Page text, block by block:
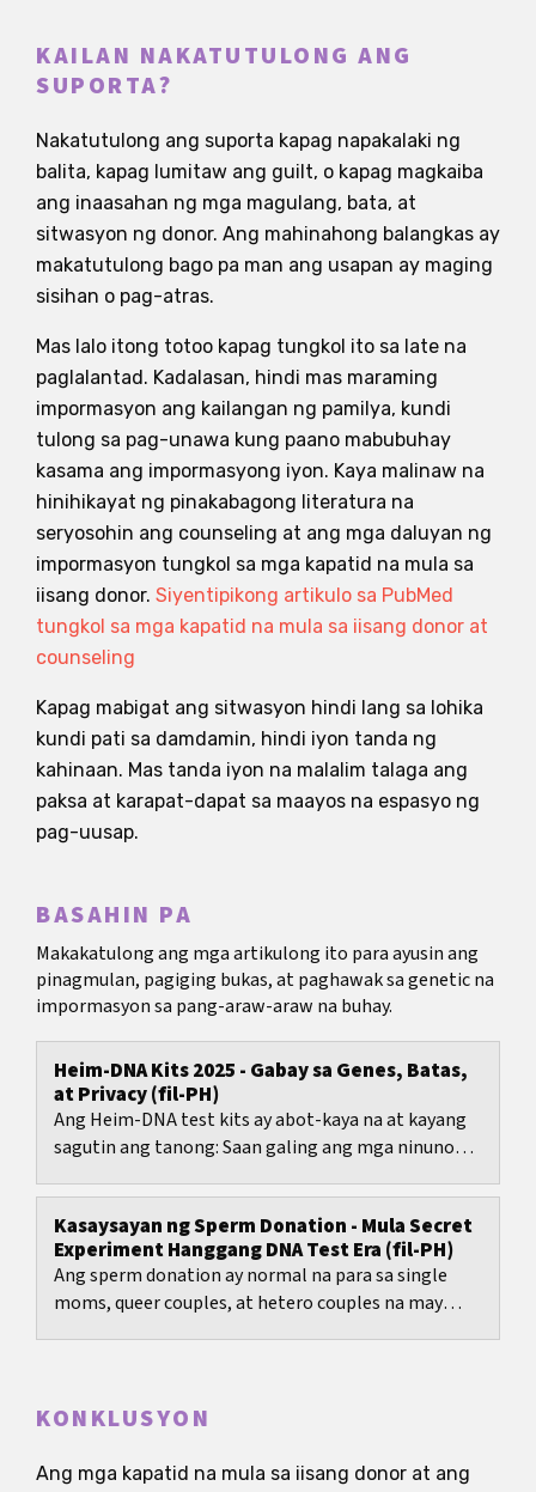
KAILAN NAKATUTULONG ANG
SUPORTA?
Nakatutulong ang suporta kapag napakalaki ng
balita, kapag lumitaw ang guilt, o kapag magkaiba
ang inaasahan ng mga magulang, bata, at
sitwasyon ng donor. Ang mahinahong balangkas ay
makatutulong bago pa man ang usapan ay maging
sisihan o pag-atras.
Mas lalo itong totoo kapag tungkol ito sa late na
paglalantad. Kadalasan, hindi mas maraming
impormasyon ang kailangan ng pamilya, kundi
tulong sa pag-unawa kung paano mabubuhay
kasama ang impormasyong iyon. Kaya malinaw na
hinihikayat ng pinakabagong literatura na
seryosohin ang counseling at ang mga daluyan ng
impormasyon tungkol sa mga kapatid na mula sa
iisang donor. Siyentipikong artikulo sa PubMed
tungkol sa mga kapatid na mula sa iisang donor at
counseling
Kapag mabigat ang sitwasyon hindi lang sa lohika
kundi pati sa damdamin, hindi iyon tanda ng
kahinaan. Mas tanda iyon na malalim talaga ang
paksa at karapat-dapat sa maayos na espasyo ng
pag-uusap.
BASAHIN PA
Makakatulong ang mga artikulong ito para ayusin ang
pinagmulan, pagiging bukas, at paghawak sa genetic na
impormasyon sa pang-araw-araw na buhay.
Heim-DNA Kits 2025 - Gabay sa Genes, Batas,
at Privacy (fil-PH)
Ang Heim-DNA test kits ay abot-kaya na at kayang
sagutin ang tanong: Saan galing ang mga ninuno
Kasaysayan ng Sperm Donation - Mula Secret
Experiment Hanggang DNA Test Era (fil-PH)
Ang sperm donation ay normal na para sa single
moms, queer couples, at hetero couples na may
KONKLUSYON
Ang mga kapatid na mula sa iisang donor at ang